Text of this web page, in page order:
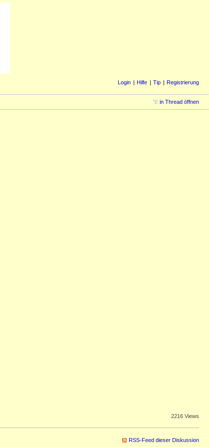
Login Hilfe Tip Registrierung
in Thread öffnen
2216 Views
RSS-Feed dieser Diskussion